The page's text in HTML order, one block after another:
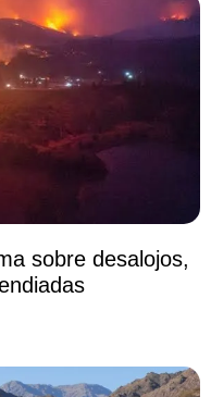
sobre desalojos,